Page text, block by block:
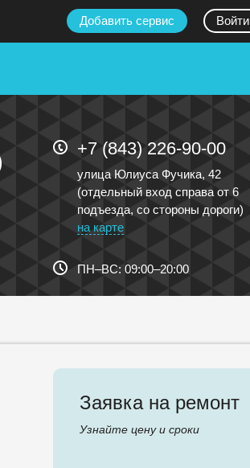
Добавить сервис Войти
+7 (843) 226-90-00
улица Юлиуса Фучика, 42
(отдельный вход справа от 6
подъезда, со стороны дороги)
на карте
ПН–ВС: 09:00–20:00
Заявка на ремонт
Узнайте цену и сроки